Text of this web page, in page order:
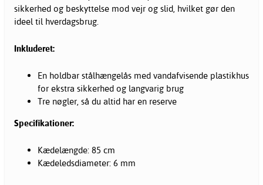
sikkerhed og beskyttelse mod vejr og slid, hvilket gør den
ideel til hverdagsbrug.
Inkluderet:
En holdbar stålhængelås med vandafvisende plastikhus
for ekstra sikkerhed og langvarig brug
Tre nøgler, så du altid har en reserve
Specifikationer:
Kædelængde: 85 cm
Kædeledsdiameter: 6 mm